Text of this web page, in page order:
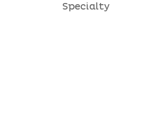
Specialty